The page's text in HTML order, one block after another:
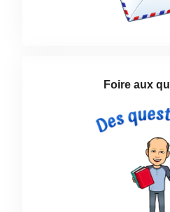
Foire aux